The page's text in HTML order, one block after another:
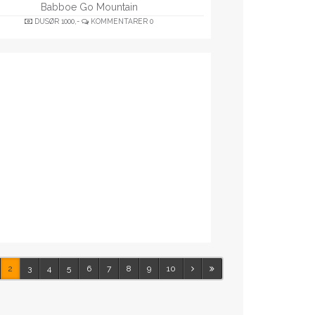
Babboe Go Mountain
DUSØR1000,- KOMMENTARER0
2 3 4 5 6 7 8 9 10